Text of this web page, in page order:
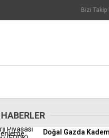
Bizi Takip
Doğal Gazda